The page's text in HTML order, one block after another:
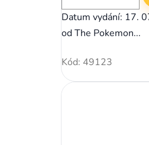
Datum vydání: 17.
od The Pokemon...
Kód: 49123